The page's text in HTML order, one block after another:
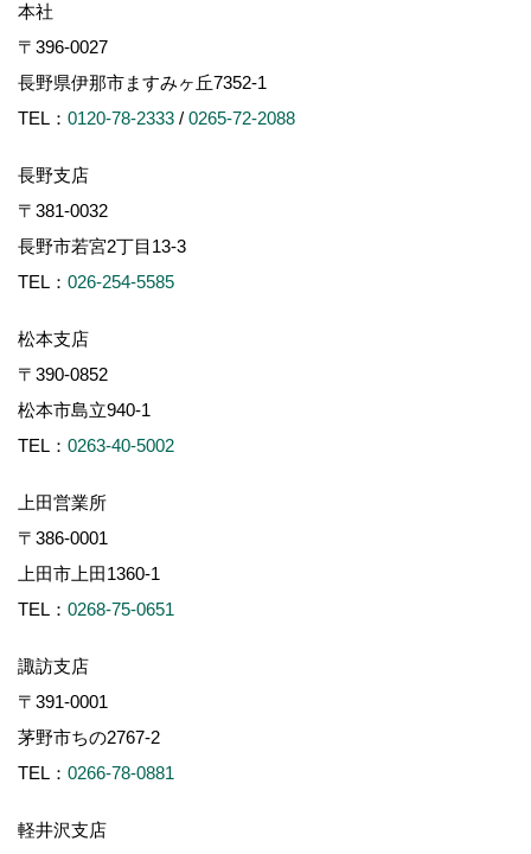
本社
〒396-0027
長野県伊那市ますみヶ丘7352-1
TEL： 0120-78-2333 / 0265-72-2088
長野支店
〒381-0032
長野市若宮2丁目13-3
TEL： 026-254-5585
松本支店
〒390-0852
松本市島立940-1
TEL： 0263-40-5002
上田営業所
〒386-0001
上田市上田1360-1
TEL： 0268-75-0651
諏訪支店
〒391-0001
茅野市ちの2767-2
TEL： 0266-78-0881
軽井沢支店